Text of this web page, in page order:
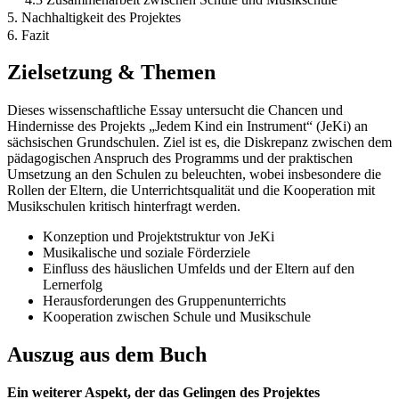
5. Nachhaltigkeit des Projektes
6. Fazit
Zielsetzung & Themen
Dieses wissenschaftliche Essay untersucht die Chancen und
Hindernisse des Projekts „Jedem Kind ein Instrument“ (JeKi) an
sächsischen Grundschulen. Ziel ist es, die Diskrepanz zwischen dem
pädagogischen Anspruch des Programms und der praktischen
Umsetzung an den Schulen zu beleuchten, wobei insbesondere die
Rollen der Eltern, die Unterrichtsqualität und die Kooperation mit
Musikschulen kritisch hinterfragt werden.
Konzeption und Projektstruktur von JeKi
Musikalische und soziale Förderziele
Einfluss des häuslichen Umfelds und der Eltern auf den
Lernerfolg
Herausforderungen des Gruppenunterrichts
Kooperation zwischen Schule und Musikschule
Auszug aus dem Buch
Ein weiterer Aspekt, der das Gelingen des Projektes